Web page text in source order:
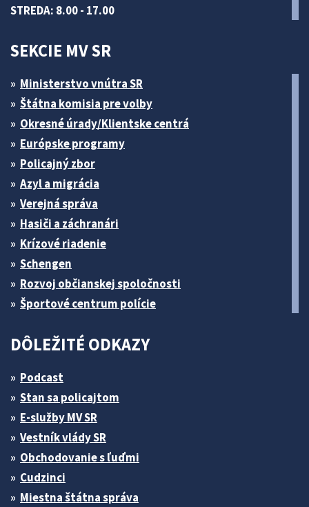
STREDA: 8.00 - 17.00
SEKCIE MV SR
Ministerstvo vnútra SR
Štátna komisia pre volby
Okresné úrady/Klientske centrá
Európske programy
Policajný zbor
Azyl a migrácia
Verejná správa
Hasiči a záchranári
Krízové riadenie
Schengen
Rozvoj občianskej spoločnosti
Športové centrum polície
DÔLEŽITÉ ODKAZY
Podcast
Stan sa policajtom
E-služby MV SR
Vestník vlády SR
Obchodovanie s ľuďmi
Cudzinci
Miestna štátna správa